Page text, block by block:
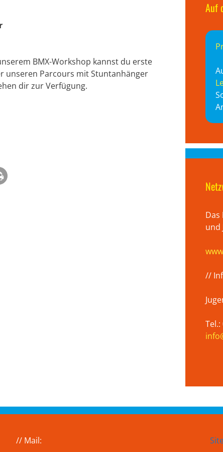
BMX-Workshop kannst du erste
unseren Parcours mit Stuntanhänger
dir zur Verfügung.
Auf
Das
und
//
Tel.:
// Mail: